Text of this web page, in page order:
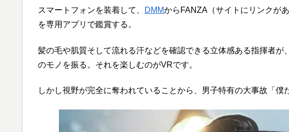
スマートフォンを装着して、 DMMからFANZA（サイトにリンクが
を専用アプリで鑑賞する。
髪の毛や肌質そして流れる汗などを確認できる立体感ある指揮者が
のモノを振る。それを楽しむのがVRです。
しかし視野が完全に奪われていることから、男子特有の大事故「僕